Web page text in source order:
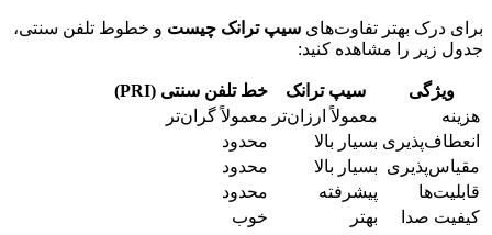
برای درک بهتر تفاوت‌های سیپ ترانک چیست و خطوط تلفن سنتی،
جدول زیر را مشاهده کنید:
ویژگی سیپ ترانک
خط تلفن سنتی (PRI)
هزینه
معمولاً ارزان‌تر معمولاً گران‌تر
انعطاف‌پذیری بسیار بالا
محدود
مقیاس‌پذیری بسیار بالا
محدود
قابلیت‌ها
پیشرفته
محدود
کیفیت صدا
بهتر خوب